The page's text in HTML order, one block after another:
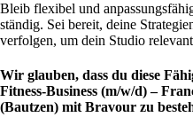
Bleib flexibel und
ständig. Sei bereit, deine
verfolgen, um dein Studio
Wir glauben, dass du diese
Fitness-Business (m/w/d) –
(Bautzen) mit Bravour zu